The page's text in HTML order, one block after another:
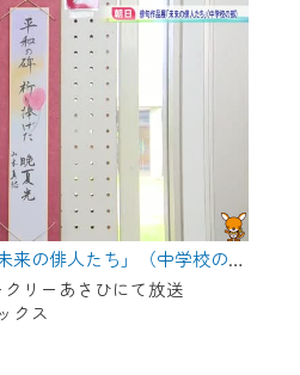
【朝日】俳句作品展「未来の俳人たち」（中学校の部）
リーあさひにて放送
クス
の画面が「メン
、ご利用いただけませ
ますが、ご了承の程
します。